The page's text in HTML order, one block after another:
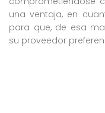
una ventaja, en
para que, de esa
su proveedor